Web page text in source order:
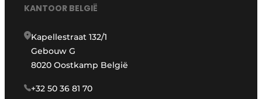
KANTOOR BELGIË
Kapellestraat 132/1
Gebouw G
8020 Oostkamp België
+32 50 36 81 70